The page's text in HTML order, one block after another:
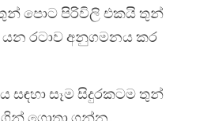
පොට පිරිවිලි එකයි තුන්
රටාව අනුගමනය කර
සෑම සිදුරකටම තුන්